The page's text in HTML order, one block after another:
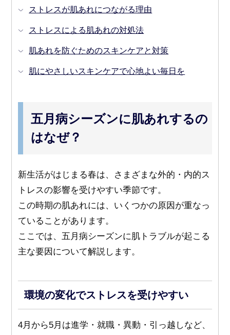
ストレスが肌あれにつながる理由
ストレスによる肌あれの対処法
肌あれを防ぐためのスキンケアと対策
肌にやさしいスキンケアで心地よい毎日を
五月病シーズンに肌あれするの
はなぜ？
新生活がはじまる春は、さまざまな外的・内的ス
トレスの影響を受けやすい季節です。
この時期の肌あれには、いくつかの原因が重なっ
ていることがあります。
ここでは、五月病シーズンに肌トラブルが起こる
主な要因について解説します。
環境の変化でストレスを受けやすい
4月から5月は進学・就職・異動・引っ越しなど、